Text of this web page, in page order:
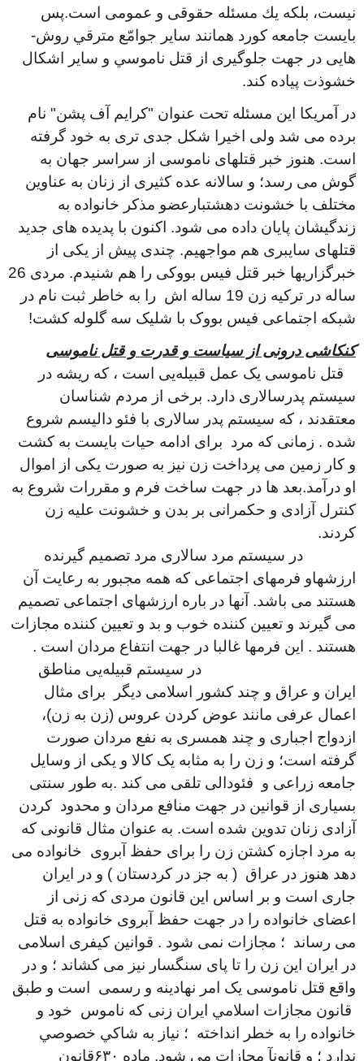
نيست، بلكه يك مسئله حقوقى و عمومى است.پس
بايست جامعه کورد همانند ساير جوامّع مترقي روش-
هايى در جهت جلوگيرى از قتل ناموسي و ساير اشكال
خشوذت پياده كند.
در آمریکا این مسئله تحت عنوان "کرایم آف پشن" نام
برده می شد ولی اخیرا شکل جدی تری به خود گرفته
است. هنوز خبر قتلهای ناموسی از سراسر جهان به
گوش می رسد؛ و سالانه عده کثیری از زنان به عناوین
مختلف با خشونت دهشتبارعضو مذکر خانواده به
زندگیشان پایان داده می شود. اکنون با پدیده های جدید
قتلهای سایبری هم مواجهیم. چندی پیش از یکی از
خبرگزاریها خبر قتل فیس بووکی را هم شنیدم. مردی 26
ساله در ترکیه زن 19 ساله اش را به خاطر ثبت نام در
شبکه اجتماعی فیس بووک با شلیک سه گلوله کشت!
کنکاشی درونی از سیاست و قدرت و قتل ناموسی
قتل ناموسی یک عمل قبیلەیی است ، که ریشه در
سیستم پدرسالاری دارد. برخی از مردم شناسان
معتقدند ، که سیستم پدر سالاری با فئو دالیسم شروع
شده . زمانی که مرد برای ادامه حیات بایست به کشت
و کار زمین می پرداخت زن نیز به صورت یکی از اموال
او درآمد.بعد ها در جهت ساخت فرم و مقررات شروع به
کنترل آزادی و حکمرانی بر بدن و خشونت علیه زن
کردند.
در سیستم مرد سالاری مرد تصمیم گیرنده
ارزشهاو فرمهای اجتماعی که همه مجبور به رعایت آن
هستند می باشد. آنها در باره ارزشهای اجتماعی تصمیم
می گیرند و تعیین کننده خوب و بد و تعیین کننده مجازات
هستند . این فرمها غالبا در جهت انتفاع مردان است .
در سیستم قبیلەیی مناطق
ایران و عراق و چند کشور اسلامی دیگر برای مثال
اعمال عرفی مانند عوض کردن عروس (زن به زن)،
ازدواج اجباری و چند همسری به نفع مردان صورت
گرفته است؛ و زن را به مثابه یک کالا و یکی از وسایل
جامعه زراعی و فئودالی تلقی می کند .به طور سنتی
بسیاری از قوانین در جهت منافع مردان و محدود کردن
آزادی زنان تدوین شده است. به عنوان مثال قانونی که
به مرد اجازه کشتن زن را برای حفظ آبروی خانواده می
دهد هنوز در عراق ( به جز در کردستان ) و در ایران
جاری است و بر اساس این قانون مردی که زنی از
اعضای خانواده را در جهت حفظ آبروی خانواده به قتل
می رساند ؛ مجازات نمی شود . قوانین کیفری اسلامی
در ایران این زن را تا پای سنگسار نیز می کشاند ؛ و در
واقع قتل ناموسی یک امر نهادینه و رسمی است و طبق
قانون مجازات اسلامي‌ ايران زنی کە ناموس خود و
خانواده را به خطر انداخته ؛ نياز به شاكي خصوصي
ندارد ؛ و قانونآ مجازات می شود.
ماده ۶۳۰قانون